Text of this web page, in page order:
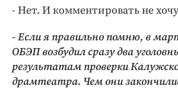
- Нет. И комментировать не
- Если я правильно помню, в
ОБЭП возбудил сразу два
результатам проверки
драмтеатра. Чем они